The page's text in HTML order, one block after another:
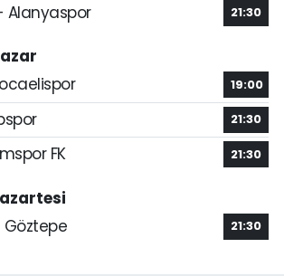
Alanyaspor 21:30
19:00
21:30
FK 21:30
21:30